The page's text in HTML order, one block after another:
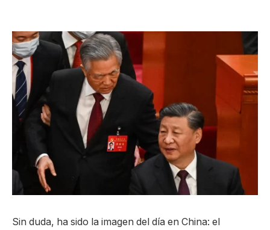
Sin duda, ha sido la imagen del día en China: el